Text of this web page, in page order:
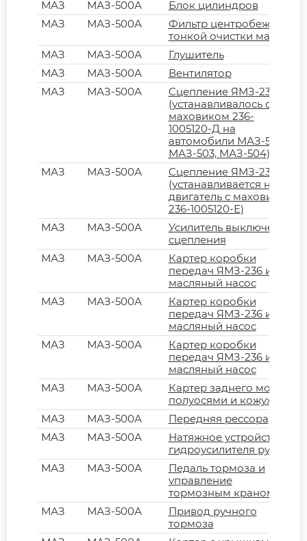
МАЗ
МАЗ-500А
Блок цилиндров
МАЗ
МАЗ-500А
Фильтр центробежный
тонкой очистки масла
МАЗ
МАЗ-500А
Глушитель
МАЗ
МАЗ-500А
Вентилятор
МАЗ
МАЗ-500А
Сцепление ЯМЗ-236
(устанавливалось с
маховиком 236-
1005120-Д на
автомобили МАЗ-500,
МАЗ-503, МАЗ-504)
МАЗ
МАЗ-500А
Сцепление ЯМЗ-236К
(устанавливается на
двигатель с маховиком
236-1005120-Е)
МАЗ
МАЗ-500А
Усилитель выключения
сцепления
МАЗ
МАЗ-500А
Картер коробки
передач ЯМЗ-236 и
масляный насос
МАЗ
МАЗ-500А
Картер коробки
передач ЯМЗ-236 и
масляный насос
МАЗ
МАЗ-500А
Картер коробки
передач ЯМЗ-236 и
масляный насос
МАЗ
МАЗ-500А
Картер заднего моста с
полуосями и кожухами
МАЗ
МАЗ-500А
Передняя рессора
МАЗ
МАЗ-500А
Натяжное устройство
гидроусилителя руля
МАЗ
МАЗ-500А
Педаль тормоза и
управление
тормозным краном
МАЗ
МАЗ-500А
Привод ручного
тормоза